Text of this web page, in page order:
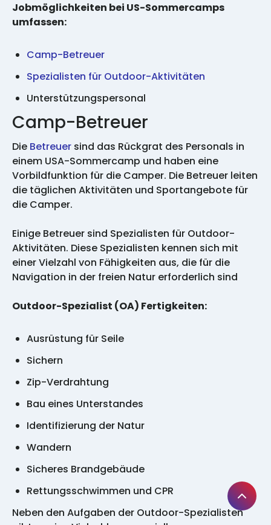
Jobmöglichkeiten bei US-Sommercamps
umfassen:
Camp-Betreuer
Spezialisten für Outdoor-Aktivitäten
Unterstützungspersonal
Camp-Betreuer
Die Betreuer sind das Rückgrat des Personals in
einem USA-Sommercamp und haben eine
Vorbildfunktion für die Camper. Die Betreuer leiten
die täglichen Aktivitäten und Sportangebote für
die Camper.
Einige Betreuer sind Spezialisten für Outdoor-
Aktivitäten. Diese Spezialisten kennen sich mit
einer Vielzahl von Fähigkeiten aus, die für die
Navigation in der freien Natur erforderlich sind
Outdoor-Spezialist (OA) Fertigkeiten:
Ausrüstung für Seile
Sichern
Zip-Verdrahtung
Bau eines Unterstandes
Identifizierung der Natur
Wandern
Sicheres Brandgebäude
Rettungsschwimmen und CPR
Neben den Aufgaben der Outdoor-Spezialisten